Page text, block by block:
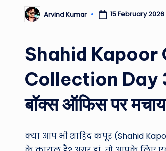
Posted
by
Arvind Kumar 15 February 2026
Shahid Kapoor
Collection Day 3
बॉक्स ऑफिस पर
क्या आप भी शाहिद कपूर (Shahid